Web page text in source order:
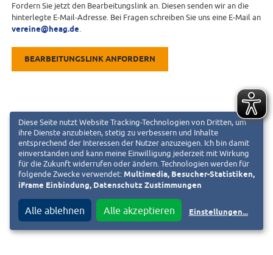
Fordern Sie jetzt den Bearbeitungslink an. Diesen senden wir an die
hinterlegte E-Mail-Adresse. Bei Fragen schreiben Sie uns eine E-Mail an
vereine@heag.de.
BEARBEITUNGSLINK ANFORDERN
Diese Seite nutzt Website Tracking-Technologien von Dritten, um
ihre Dienste anzubieten, stetig zu verbessern und Inhalte
entsprechend der Interessen der Nutzer anzuzeigen. Ich bin damit
einverstanden und kann meine Einwilligung jederzeit mit Wirkung
für die Zukunft widerrufen oder ändern. Technologien werden für
folgende Zwecke verwendet: Multimedia, Besucher-Statistiken,
iFrame Einbindung, Datenschutz Zustimmungen
Alle ablehnen Alle akzeptieren Einstellungen...